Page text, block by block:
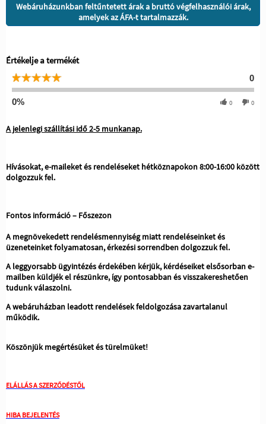
Webáruházunkban feltűntetett árak a bruttó végfelhasználói árak,
amelyek az ÁFA-t tartalmazzák.
Értékelje a termékét
0
0% 0 0
A jelenlegi szállítási idő 2-5 munkanap.
Hívásokat, e-maileket és rendeléseket hétköznapokon 8:00-16:00 között
dolgozzuk fel.
Fontos információ – Főszezon
A megnövekedett rendelésmennyiség miatt rendeléseinket és
üzeneteinket folyamatosan, érkezési sorrendben dolgozzuk fel.
A leggyorsabb ügyintézés érdekében kérjük, kérdéseiket elsősorban e-
mailben küldjék el részünkre, így pontosabban és visszakereshetően
tudunk válaszolni.
A webáruházban leadott rendelések feldolgozása zavartalanul
működik.
Köszönjük megértésüket és türelmüket!
ELÁLLÁS A SZERZŐDÉSTŐL
HIBA BEJELENTÉS